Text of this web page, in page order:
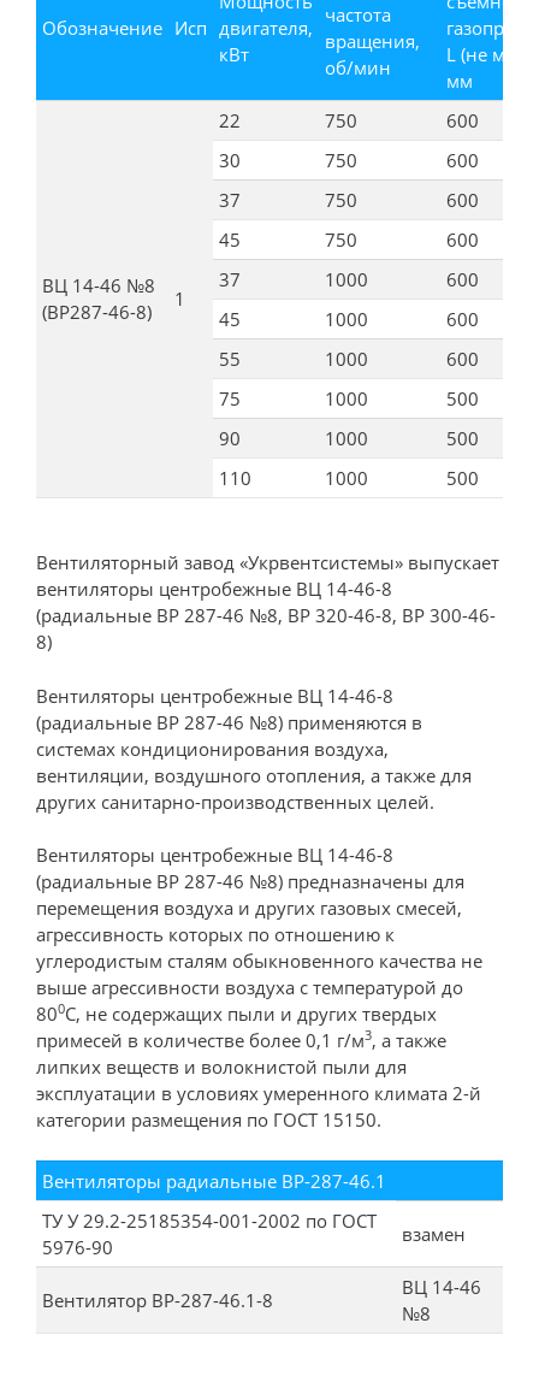
Обозначение Исп двигателя,
кВт
частота
вращения,
об/мин
L (не
мм
ВЦ 14-46 №8
(ВР287-46-8)
1
22 750
600
30
750
600
37
750
600
45
750
600
37
1000
600
45
1000
600
55
1000
600
75
1000
500
90
1000
500
110
1000 500
Вентиляторный завод «Укрвентсистемы» выпускает
вентиляторы центробежные ВЦ 14-46-8
(радиальные ВР 287-46 №8, ВР 320-46-8, ВР 300-46-
8)
Вентиляторы центробежные ВЦ 14-46-8
(радиальные ВР 287-46 №8) применяются в
системах кондиционирования воздуха,
вентиляции, воздушного отопления, а также для
других санитарно-производственных целей.
Вентиляторы центробежные ВЦ 14-46-8
(радиальные ВР 287-46 №8) предназначены для
перемещения воздуха и других газовых смесей,
агрессивность которых по отношению к
углеродистым сталям обыкновенного качества не
выше агрессивности воздуха с температурой до
800С, не содержащих пыли и других твердых
примесей в количестве более 0,1 г/м3, а также
липких веществ и волокнистой пыли для
эксплуатации в условиях умеренного климата 2-й
категории размещения по ГОСТ 15150.
Вентиляторы радиальные ВР-287-46.1
ТУ У 29.2-25185354-001-2002 по ГОСТ
5976-90
взамен
Вентилятор ВР-287-46.1-8
ВЦ 14-46
№8